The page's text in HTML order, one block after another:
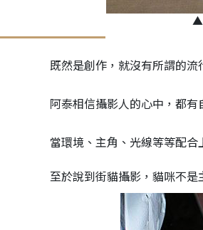
▲
既然是創作，就沒有所謂的流
阿泰相信攝影人的心中，都有
當環境、主角、光線等等配合
至於說到街貓攝影，貓咪不